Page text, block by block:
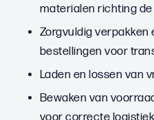
materialen richting
Zorgvuldig verpakken
bestellingen voor
Laden en lossen van
Bewaken van
voor correcte